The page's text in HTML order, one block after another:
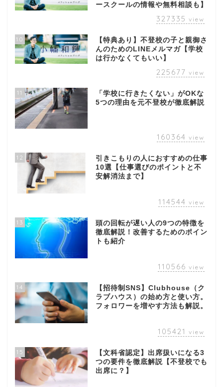
ースクールの情報や無料相談も】
327335 view
10
【特典あり】不登校の子と親御さ
んのためのLINEメルマガ【学校
は行かなくてもいい】
225677 view
11
「学校に行きたくない」がOKな
5つの理由を元不登校が徹底解説
160364 view
12
引きこもりの人におすすめの仕事
10選【仕事選びのポイントと不
安解消法まで】
114544 view
13
頭の回転が遅い人の9つの特徴を
徹底解説！改善するためのポイン
トも紹介
110566 view
14
【招待制SNS】Clubhouse（ク
ラブハウス）の始め方と使い方。
フォロワーを増やす方法も解説。
105421 view
15
【文科省認定】出席扱いになる3
つの要件を徹底解説【不登校でも
出席に？】